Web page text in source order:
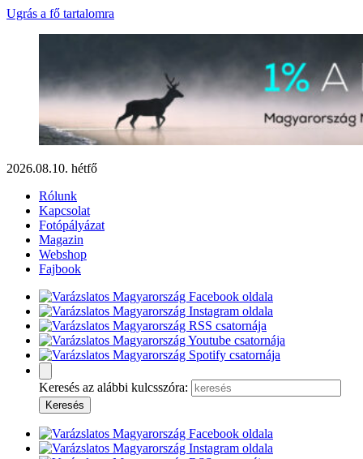
Ugrás a fő tartalomra
2026.08.10. hétfő
Rólunk
Kapcsolat
Fotópályázat
Magazin
Webshop
Fajbook
Keresés az alábbi kulcsszóra: